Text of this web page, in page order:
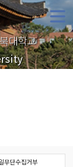
대학교
무단수집거부